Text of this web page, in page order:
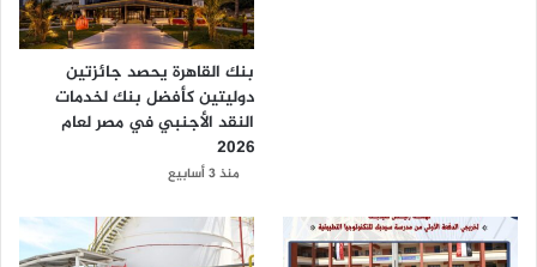
بنك القاهرة يحصد جائزتين
دوليتين كأفضل بنك لخدمات
النقد الأجنبي في مصر لعام
2026
منذ 3 أسابيع